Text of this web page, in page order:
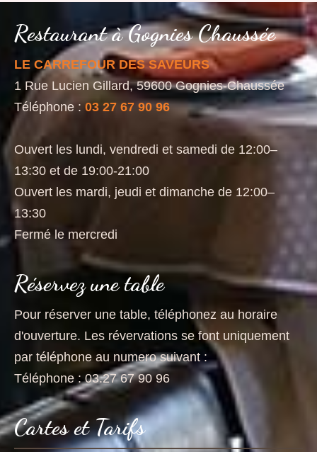
Restaurant à Gognies Chaussée
LE CARREFOUR DES SAVEURS
1 Rue Lucien Gillard, 59600 Gognies-Chaussée
Téléphone : 03 27 67 90 96
Ouvert les lundi, vendredi et samedi de 12:00–
13:30 et de 19:00-21:00
Ouvert les mardi, jeudi et dimanche de 12:00–
13:30
Fermé le mercredi
Réservez une table
Pour réserver une table, téléphonez au horaire
d'ouverture. Les révervations se font uniquement
par téléphone au numero suivant :
Téléphone : 03.27 67 90 96
Cartes et Tarifs